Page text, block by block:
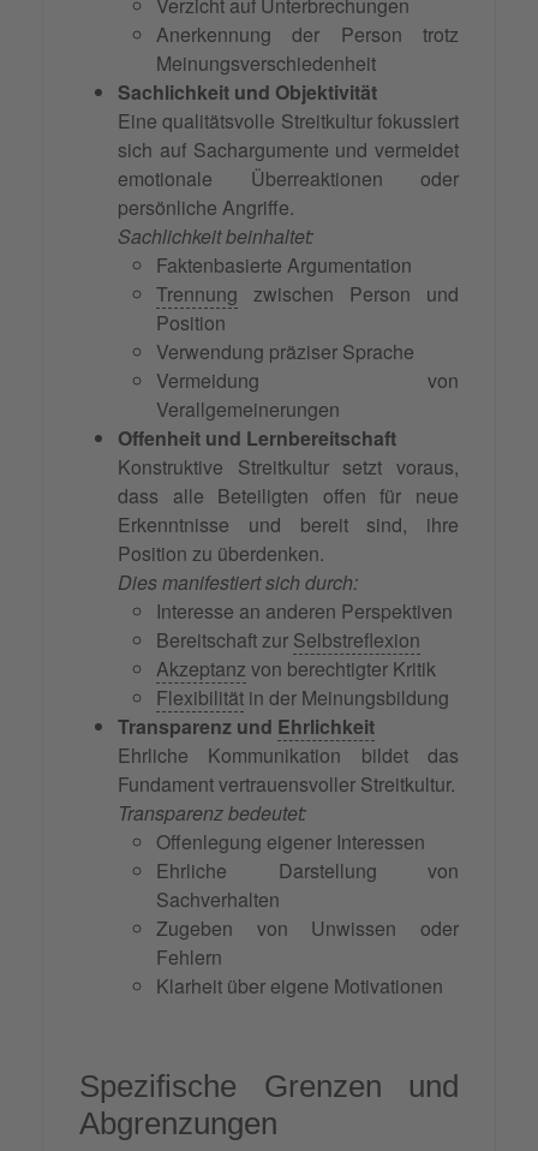
Verzicht auf Unterbrechungen
Anerkennung der Person trotz
Meinungsverschiedenheit
Sachlichkeit und Objektivität
Eine qualitätsvolle Streitkultur fokussiert
sich auf Sachargumente und vermeidet
emotionale Überreaktionen oder
persönliche Angriffe.
Sachlichkeit beinhaltet:
Faktenbasierte Argumentation
Trennung zwischen Person und
Position
Verwendung präziser Sprache
Vermeidung von
Verallgemeinerungen
Offenheit und Lernbereitschaft
Konstruktive Streitkultur setzt voraus,
dass alle Beteiligten offen für neue
Erkenntnisse und bereit sind, ihre
Position zu überdenken.
Dies manifestiert sich durch:
Interesse an anderen Perspektiven
Bereitschaft zur Selbstreflexion
Akzeptanz von berechtigter Kritik
Flexibilität in der Meinungsbildung
Transparenz und Ehrlichkeit
Ehrliche Kommunikation bildet das
Fundament vertrauensvoller Streitkultur.
Transparenz bedeutet:
Offenlegung eigener Interessen
Ehrliche Darstellung von
Sachverhalten
Zugeben von Unwissen oder
Fehlern
Klarheit über eigene Motivationen
Spezifische Grenzen und
Abgrenzungen